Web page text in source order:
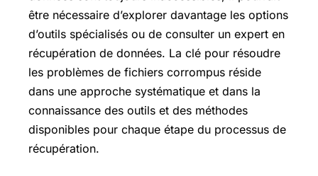
être nécessaire d’explorer davantage les options
d’outils spécialisés ou de consulter un expert en
récupération de données. La clé pour résoudre
les problèmes de fichiers corrompus réside
dans une approche systématique et dans la
connaissance des outils et des méthodes
disponibles pour chaque étape du processus de
récupération.